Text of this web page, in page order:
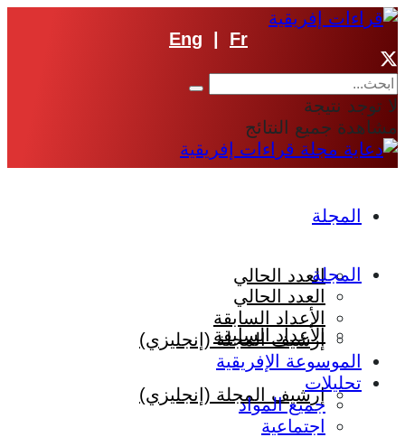
Eng Fr
لا توجد نتيجة
مشاهدة جميع النتائج
المجلة
العدد الحالي
الأعداد السابقة
إرشيف المجلة (إنجليزي)
المجلة
العدد الحالي
الأعداد السابقة
إرشيف المجلة (إنجليزي)
الموسوعة الإفريقية
تحليلات
جميع المواد
اجتماعية